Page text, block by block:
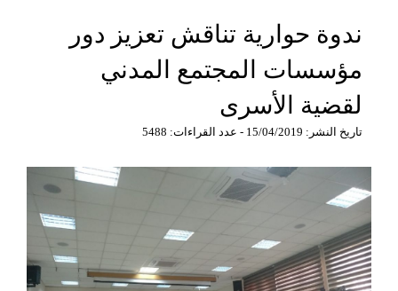
ندوة حوارية تناقش تعزيز دور
مؤسسات المجتمع المدني
لقضية الأسرى
تاريخ النشر: 15/04/2019 - عدد القراءات: 5488